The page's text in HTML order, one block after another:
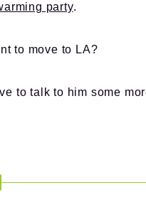
party.
to move to LA?
to talk to him some